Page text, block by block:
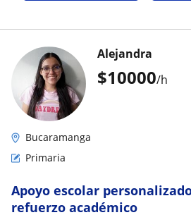
$10000/h
Alejandra
Bucaramanga
Primaria
Apoyo escolar
refuerzo académico